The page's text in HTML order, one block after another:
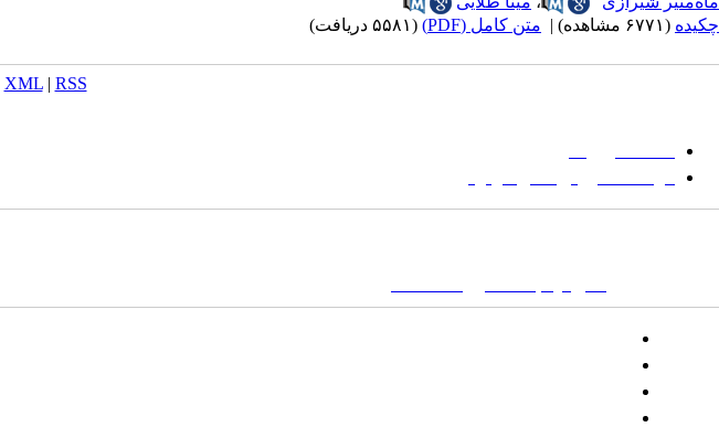
چکیده (۶۷۷۱ مشاهده) | متن کامل (PDF) (۵۵۸۱ دریافت)
XML| RSS